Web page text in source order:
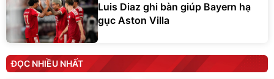
Luis Diaz ghi bàn giúp Bayern hạ
gục Aston Villa
ĐỌC NHIỀU NHẤT